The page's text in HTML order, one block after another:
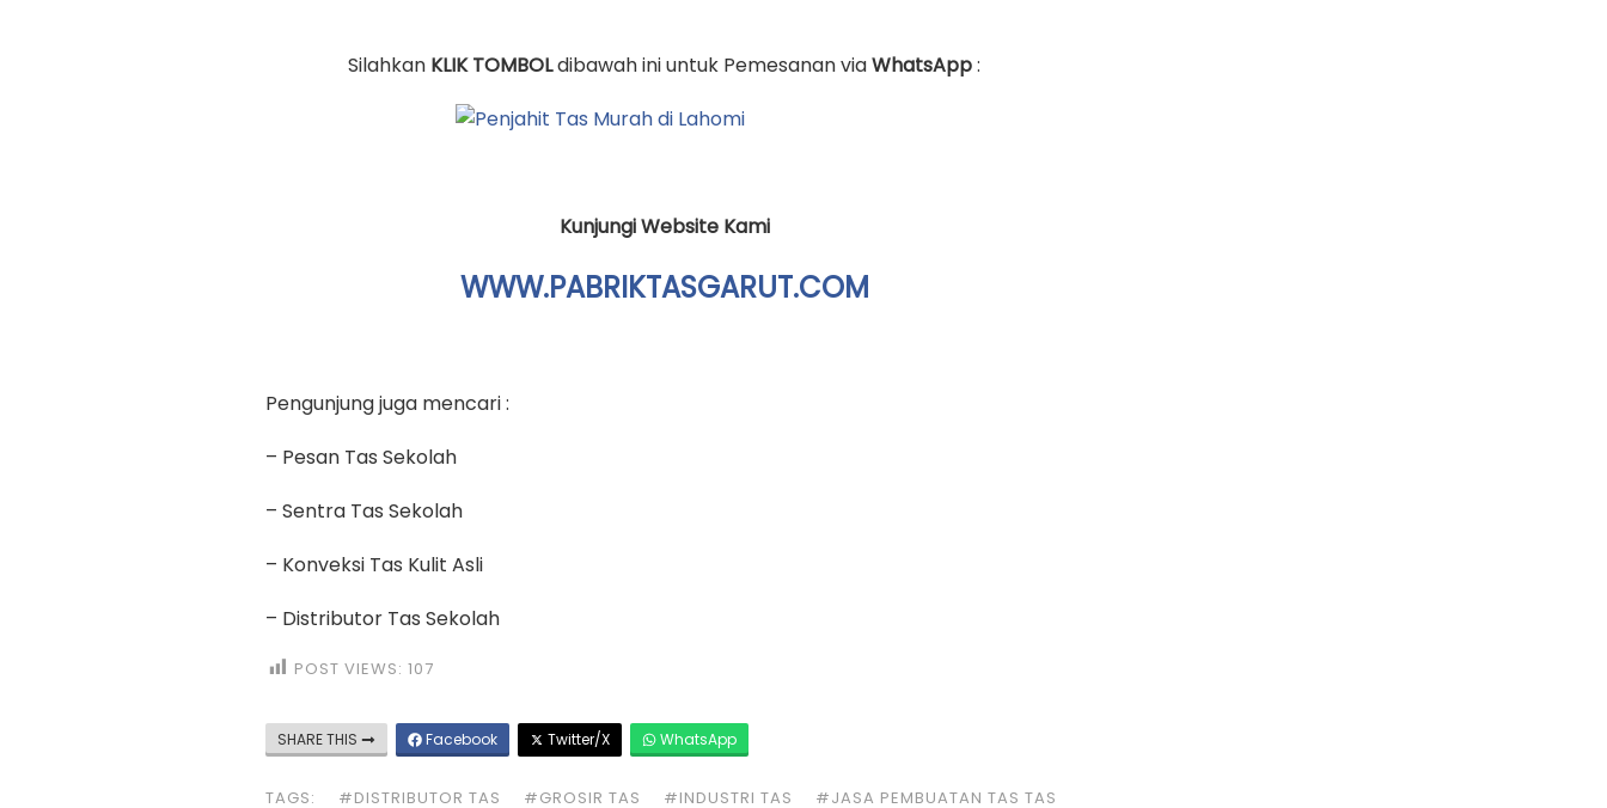
Silahkan KLIK TOMBOLdibawah ini untuk Pemesanan viaWhatsApp:
Kunjungi Website Kami
WWW.PABRIKTASGARUT.COM
Pengunjung juga mencari :
– Pesan Tas Sekolah
– Sentra Tas Sekolah
– Konveksi Tas Kulit Asli
– Distributor Tas Sekolah
POST VIEWS: 107
SHARE THIS Facebook Twitter/X WhatsApp
TAGS: #DISTRIBUTOR TAS #GROSIR TAS #INDUSTRI TAS #JASA PEMBUATAN TAS TAS